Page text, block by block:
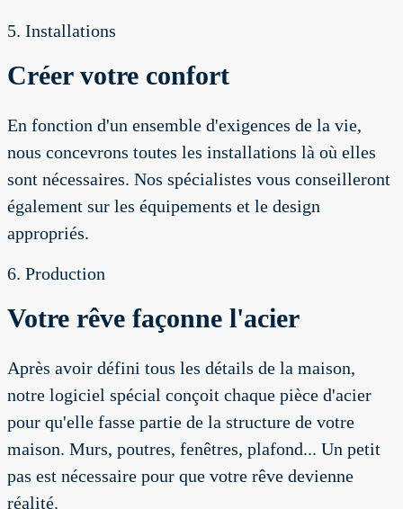
5. Installations
Créer votre confort
En fonction d'un ensemble d'exigences de la vie,
nous concevrons toutes les installations là où elles
sont nécessaires. Nos spécialistes vous conseilleront
également sur les équipements et le design
appropriés.
6. Production
Votre rêve façonne l'acier
Après avoir défini tous les détails de la maison,
notre logiciel spécial conçoit chaque pièce d'acier
pour qu'elle fasse partie de la structure de votre
maison. Murs, poutres, fenêtres, plafond... Un petit
pas est nécessaire pour que votre rêve devienne
réalité.